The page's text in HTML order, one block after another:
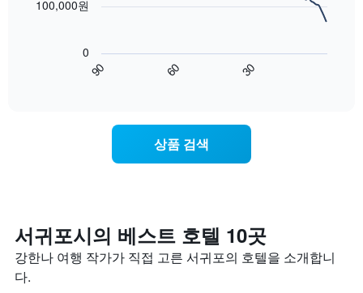
에
하
는
1
개
의
하
여
표
수
록
객
90 60 30
0
100,000원
상품 검색
서귀포시​의 베스트 호텔 10​곳
강한나 여행 작가가 직접 고른 서귀포의 호텔을 소개합니
다.